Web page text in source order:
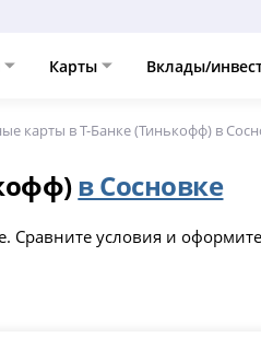
Карты Вклады/
карты в Т-Банке (Тинькофф) в
в Сосновке
Сравните условия и